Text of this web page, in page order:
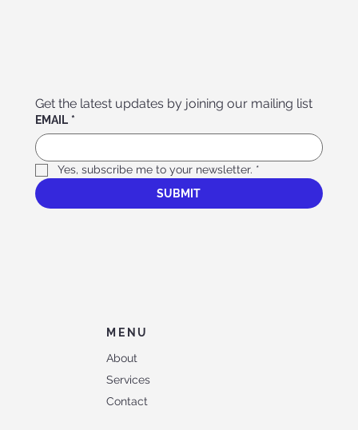
Get the latest updates by joining our mailing list
EMAIL *
Yes, subscribe me to your newsletter. *
SUBMIT
MENU
About
Services
Contact